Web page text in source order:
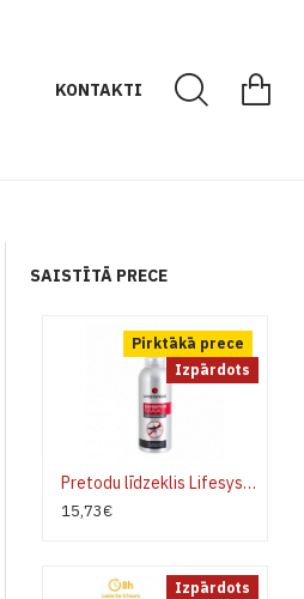
KONTAKTI
SAISTĪTĀ PRECE
Pirktākā prece
Izpārdots
Pretodu līdzeklis Lifesystems Expedition MAX 100ml
15,73€
Izpārdots